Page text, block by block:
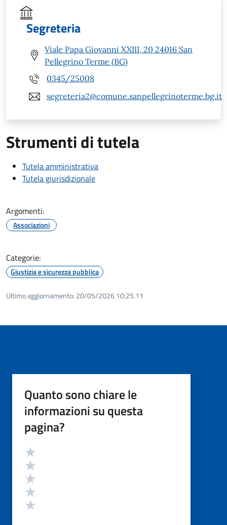
Segreteria
Viale Papa Giovanni XXIII, 20 24016 San
Pellegrino Terme (BG)
0345/25008
segreteria2@comune.sanpellegrinoterme.bg.it
Strumenti di tutela
Tutela amministrativa
Tutela giurisdizionale
Argomenti:
Associazioni
Categorie:
Giustizia e sicurezza pubblica
Ultimo aggiornamento: 20/05/2026 10:25.11
Quanto sono chiare le
informazioni su questa
pagina?
Valutazione